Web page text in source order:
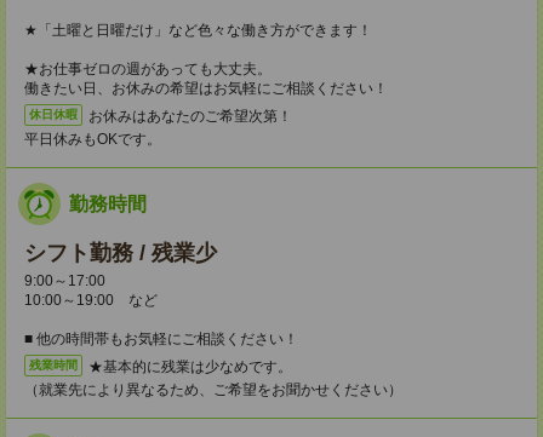
★「土曜と日曜だけ」など色々な働き方ができます！
★お仕事ゼロの週があっても大丈夫。
働きたい日、お休みの希望はお気軽にご相談ください！
休日休暇
お休みはあなたのご希望次第！
平日休みもOKです。
勤務時間
シフト勤務 / 残業少
9:00～17:00
10:00～19:00 など
■ 他の時間帯もお気軽にご相談ください！
残業時間
★基本的に残業は少なめです。
（就業先により異なるため、ご希望をお聞かせください）